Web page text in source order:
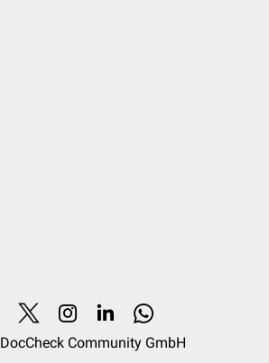
DocCheck Community GmbH